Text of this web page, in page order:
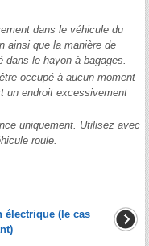
dans le véhicule du
ainsi que la manière de
dans le hayon à bagages.
occupé à aucun moment
un endroit excessivement
uniquement. Utilisez avec
roule.
électrique (le cas